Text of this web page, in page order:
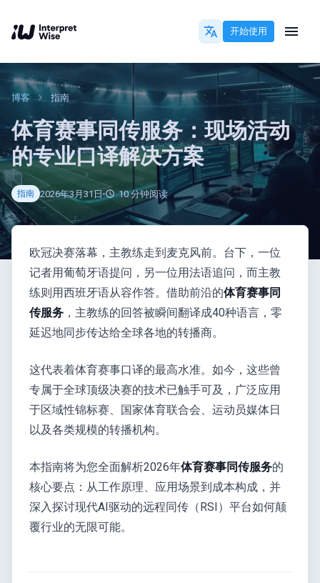
开始使用
博客 指南
体育赛事同传服务：现场活动
的专业口译解决方案
指南 2026年3月31日 10 分钟阅读
欧冠决赛落幕，主教练走到麦克风前。台下，一位
记者用葡萄牙语提问，另一位用法语追问，而主教
练则用西班牙语从容作答。借助前沿的体育赛事同
传服务 ，主教练的回答被瞬间翻译成40种语言，零
延迟地同步传达给全球各地的转播商。
这代表着体育赛事口译的最高水准。如今，这些曾
专属于全球顶级决赛的技术已触手可及，广泛应用
于区域性锦标赛、国家体育联合会、运动员媒体日
以及各类规模的转播机构。
本指南将为您全面解析2026年体育赛事同传服务的
核心要点：从工作原理、应用场景到成本构成，并
深入探讨现代AI驱动的远程同传（RSI）平台如何颠
覆行业的无限可能。